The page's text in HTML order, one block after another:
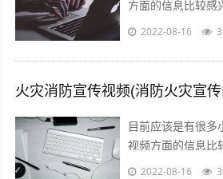
方面的信息比较感
一些与预防火灾宣
2022-08-16
火灾消防宣传视频(消防火灾宣
目前应该是有很多
视频方面的信息比
集了一些与消防火
2022-08-16